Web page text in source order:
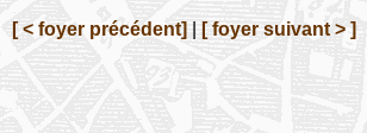
[ < foyer précédent] [ foyer suivant > ]